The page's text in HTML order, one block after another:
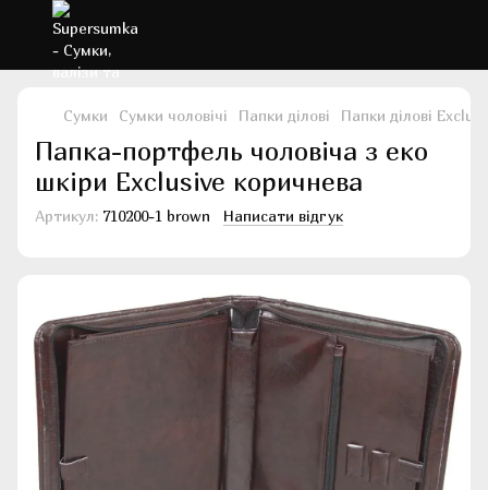
Сумки Сумки чоловічі Папки ділові Папки ділові
Папка-портфель чоловіча з еко
шкіри Exclusive коричнева
Артикул: 710200-1 brown Написати відгук